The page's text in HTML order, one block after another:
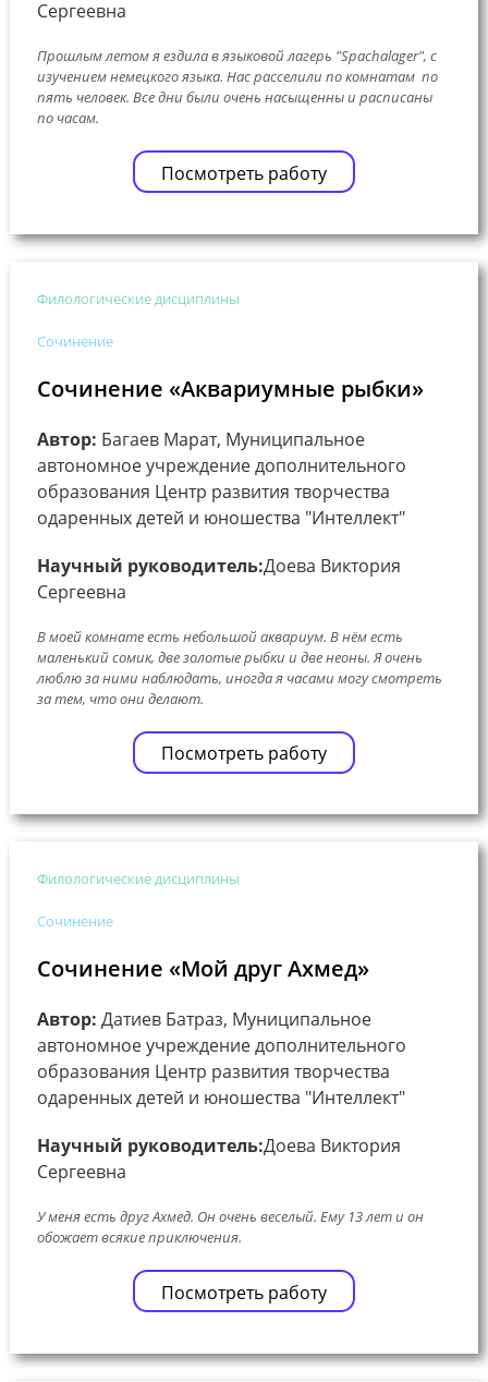
Сергеевна
Прошлым летом я ездила в языковой лагерь "Spachalager", с
изучением немецкого языка. Нас расселили по комнатам по
пять человек. Все дни были очень насыщенны и расписаны
по часам.
Посмотреть работу
Филологические дисциплины
Сочинение
Сочинение «Аквариумные рыбки»
Автор: Багаев Марат, Муниципальное
автономное учреждение дополнительного
образования Центр развития творчества
одаренных детей и юношества "Интеллект"
Научный руководитель:Доева Виктория
Сергеевна
В моей комнате есть небольшой аквариум. В нём есть
маленький сомик, две золотые рыбки и две неоны. Я очень
люблю за ними наблюдать, иногда я часами могу смотреть
за тем, что они делают.
Посмотреть работу
Филологические дисциплины
Сочинение
Сочинение «Мой друг Ахмед»
Автор: Датиев Батраз, Муниципальное
автономное учреждение дополнительного
образования Центр развития творчества
одаренных детей и юношества "Интеллект"
Научный руководитель:Доева Виктория
Сергеевна
У меня есть друг Ахмед. Он очень веселый. Ему 13 лет и он
обожает всякие приключения.
Посмотреть работу